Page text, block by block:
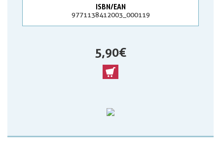
ISBN/EAN
9771138412003_000119
5,90 €